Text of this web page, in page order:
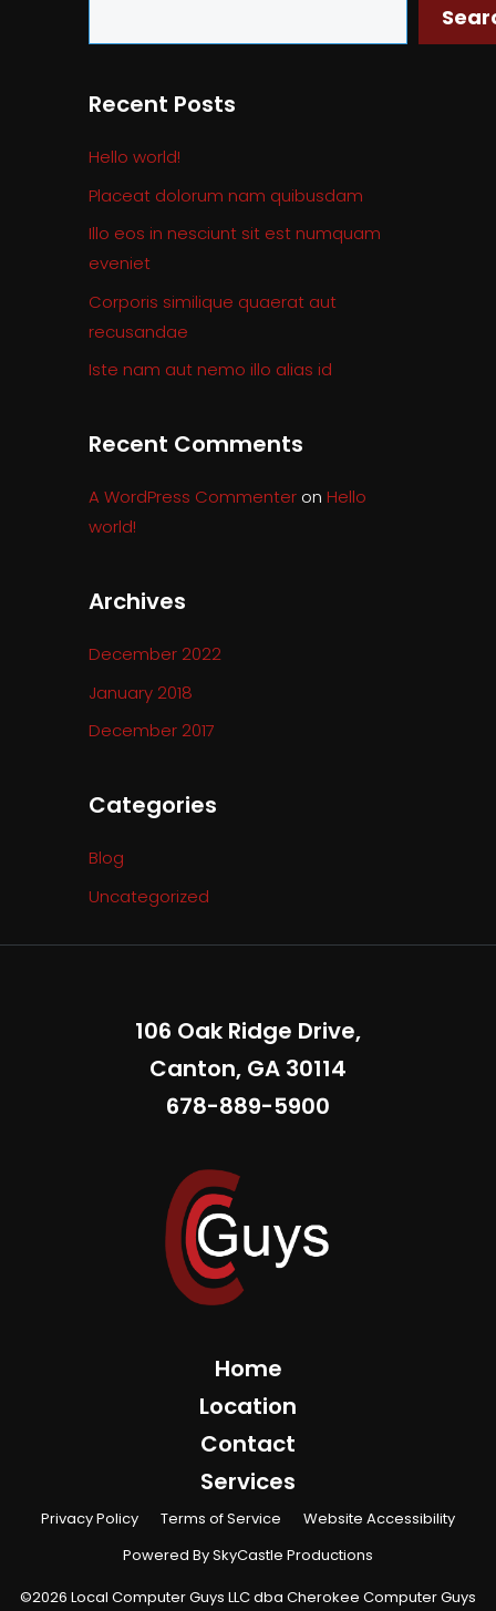
Recent Posts
Hello world!
Placeat dolorum nam quibusdam
Illo eos in nesciunt sit est numquam
eveniet
Corporis similique quaerat aut
recusandae
Iste nam aut nemo illo alias id
Recent Comments
A WordPress Commenter on Hello
world!
Archives
December 2022
January 2018
December 2017
Categories
Blog
Uncategorized
106 Oak Ridge Drive,
Canton, GA 30114
678-889-5900
Home
Location
Contact
Services
Privacy Policy Terms of Service
Website Accessibility
Powered By SkyCastle Productions
©2026 Local Computer Guys LLC dba Cherokee Computer Guys